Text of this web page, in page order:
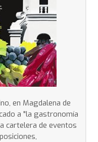
en Magdalena de
a "la gastronomía
cartelera de eventos